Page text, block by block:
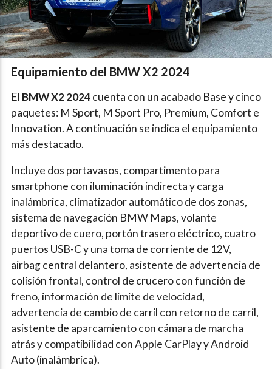
Equipamiento del BMW X2 2024
El BMW X2 2024cuenta con un acabado Base y cinco
paquetes: M Sport, M Sport Pro, Premium, Comfort e
Innovation. A continuación se indica el equipamiento
más destacado.
Incluye dos portavasos, compartimento para
smartphone con iluminación indirecta y carga
inalámbrica, climatizador automático de dos zonas,
sistema de navegación BMW Maps, volante
deportivo de cuero, portón trasero eléctrico, cuatro
puertos USB-C y una toma de corriente de 12V,
airbag central delantero, asistente de advertencia de
colisión frontal, control de crucero con función de
freno, información de límite de velocidad,
advertencia de cambio de carril con retorno de carril,
asistente de aparcamiento con cámara de marcha
atrás y compatibilidad con Apple CarPlay y Android
Auto (inalámbrica).